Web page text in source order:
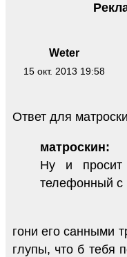
Weter
15 окт. 2013 19:58
Ответ для
матроскин:
Ну и просит
телефонный с
гони его санными
глупы, что б тебя